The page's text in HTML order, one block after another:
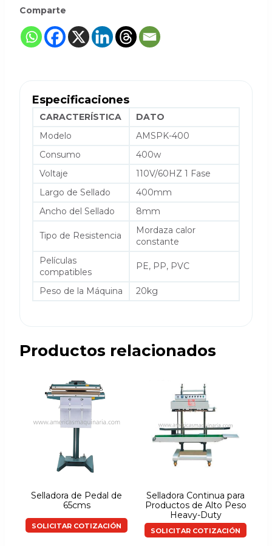
Comparte
Especificaciones
CARACTERÍSTICA
DATO
Modelo
AMSPK-400
Consumo
400w
Voltaje
110V/60HZ 1 Fase
Largo de Sellado
400mm
Ancho del Sellado
8mm
Tipo de Resistencia
Mordaza calor
constante
Películas
compatibles
PE, PP, PVC
Peso de la Máquina 20kg
Productos relacionados
Selladora de Pedal de
65cms
SOLICITAR COTIZACIÓN
Selladora Continua para
Productos de Alto Peso
Heavy-Duty
SOLICITAR COTIZACIÓN